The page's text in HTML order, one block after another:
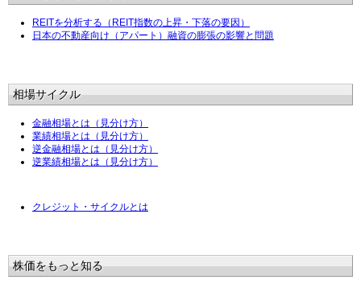
REITを分析する（REIT指数の上昇・下落の要因）
日本の不動産向け（アパート）融資の膨張の影響と問題
相場サイクル
金融相場とは（見分け方）
業績相場とは（見分け方）
逆金融相場とは（見分け方）
逆業績相場とは（見分け方）
クレジット・サイクルとは
株価をもっと知る